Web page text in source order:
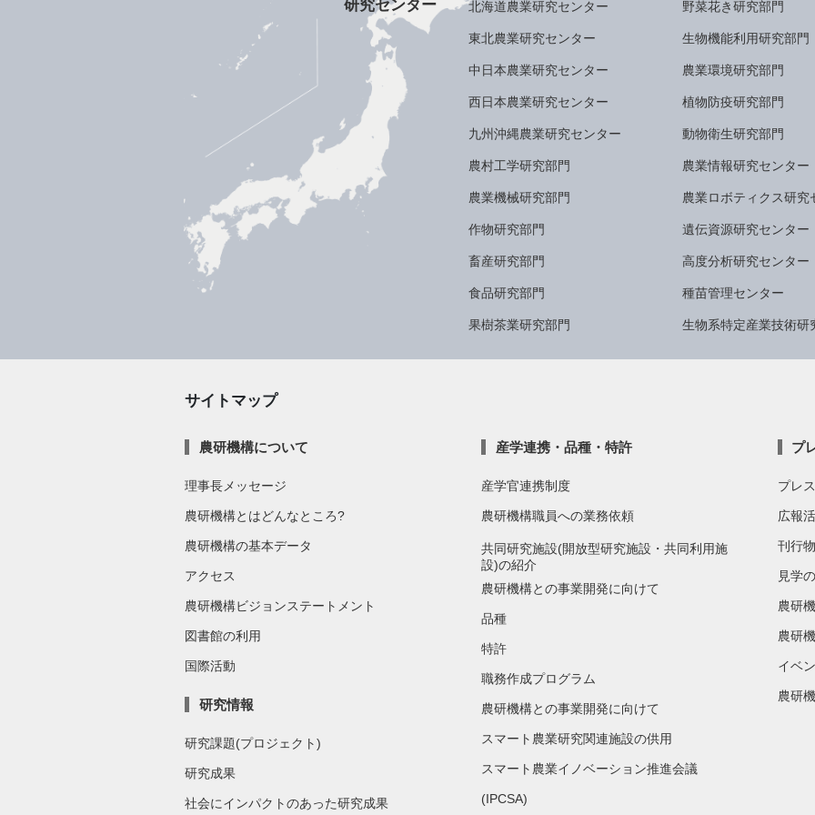
研究センター 北海道農業研究センター
東北農業研究センター
中日本農業研究センター
西日本農業研究センター
九州沖縄農業研究センター
農村工学研究部門
農業機械研究部門
作物研究部門
畜産研究部門
食品研究部門
果樹茶業研究部門
野菜花き研究部門
生物機能利用研究部門
農業環境研究部門
植物防疫研究部門
動物衛生研究部門
農業情報研究センター
農業ロボティクス研究
遺伝資源研究センター
高度分析研究センター
種苗管理センター
生物系特定産業技術研
サイトマップ
農研機構について
理事長メッセージ
農研機構とはどんなところ?
農研機構の基本データ
アクセス
農研機構ビジョンステートメント
図書館の利用
国際活動
研究情報
研究課題(プロジェクト)
研究成果
社会にインパクトのあった研究成果
産学連携・品種・特許
産学官連携制度
農研機構職員への業務依頼
共同研究施設(開放型研究施設・共同利用施
設)の紹介
農研機構との事業開発に向けて
品種
特許
職務作成プログラム
農研機構との事業開発に向けて
スマート農業研究関連施設の供用
スマート農業イノベーション推進会議
(IPCSA)
プ
プレ
広報
刊行
見学
農研
農研
イベ
農研